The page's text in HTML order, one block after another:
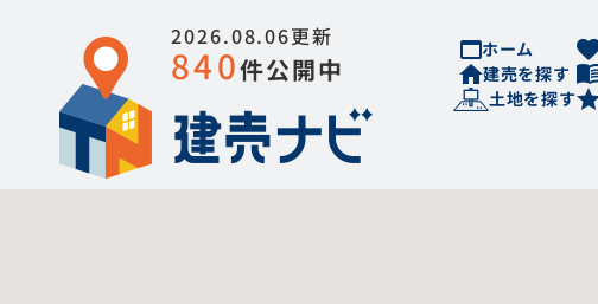
2026.08.06更新
840件公開中
ホーム
建売を探す
土地を探す